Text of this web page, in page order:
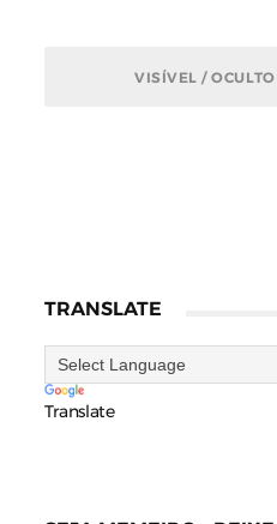
VISÍVEL /
TRANSLATE
Translate